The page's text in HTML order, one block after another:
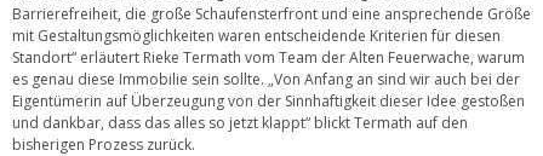
Barrierefreiheit, die große Schaufensterfront und eine ansprechende Größe
mit Gestaltungsmöglichkeiten waren entscheidende Kriterien für diesen
Standort“ erläutert Rieke Termath vom Team der Alten Feuerwache, warum
es genau diese Immobilie sein sollte. „Von Anfang an sind wir auch bei der
Eigentümerin auf Überzeugung von der Sinnhaftigkeit dieser Idee gestoßen
und dankbar, dass das alles so jetzt klappt“ blickt Termath auf den
bisherigen Prozess zurück.